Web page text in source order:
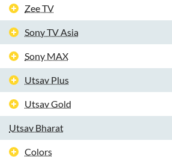
Zee TV
Sony TV Asia
Sony MAX
Utsav Plus
Utsav Gold
Utsav Bharat
Colors